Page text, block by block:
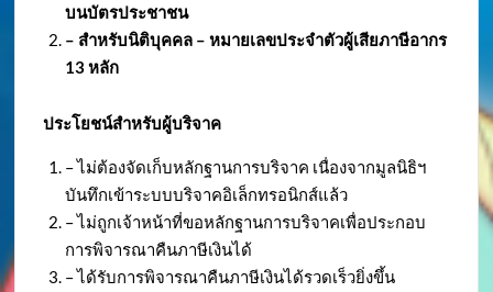
บนบัตรประชาชน
– สำหรับนิติบุคคล – หมายเลขประจำตัวผู้เสียภาษีอากร
13 หลัก
ประโยชน์สำหรับผู้บริจาค
– ไม่ต้องจัดเก็บหลักฐานการบริจาค เนื่องจากมูลนิธิฯ
บันทึกเข้าระบบบริจาคอิเล็กทรอนิกส์แล้ว
– ไม่ถูกเจ้าหน้าที่ขอหลักฐานการบริจาคเพื่อประกอบ
การพิจารณาคืนภาษีเงินได้
– ได้รับการพิจารณาคืนภาษีเงินได้รวดเร็วยิ่งขึ้น